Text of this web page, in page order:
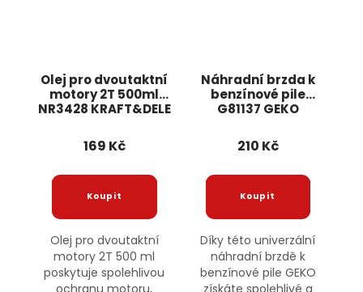
Olej pro dvoutaktní
motory 2T 500ml
NR3428 KRAFT&DELE
169 Kč
Olej pro dvoutaktní
motory 2T 500 ml
poskytuje spolehlivou
ochranu motoru,
Náhradní brzda k
benzínové pile
G81137 GEKO
210 Kč
Díky této univerzální
náhradní brzdě k
benzínové pile GEKO
získáte spolehlivé a